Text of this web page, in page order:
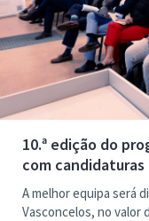
10.ª edição do
com
A melhor equipa será
Vasconcelos, no valor